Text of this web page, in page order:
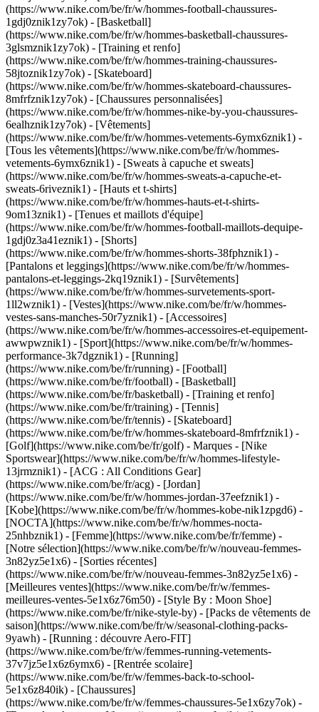
(https://www.nike.com/be/fr/w/hommes-football-chaussures-
1gdj0znik1zy7ok) - [Basketball]
(https://www.nike.com/be/fr/w/hommes-basketball-chaussures-
3glsmznik1zy7ok) - [Training et renfo]
(https://www.nike.com/be/fr/w/hommes-training-chaussures-
58jtoznik1zy7ok) - [Skateboard]
(https://www.nike.com/be/fr/w/hommes-skateboard-chaussures-
8mfrfznik1zy7ok) - [Chaussures personnalisées]
(https://www.nike.com/be/fr/w/hommes-nike-by-you-chaussures-
6ealhznik1zy7ok) - [Vêtements]
(https://www.nike.com/be/fr/w/hommes-vetements-6ymx6znik1) -
[Tous les vêtements](https://www.nike.com/be/fr/w/hommes-
vetements-6ymx6znik1) - [Sweats à capuche et sweats]
(https://www.nike.com/be/fr/w/hommes-sweats-a-capuche-et-
sweats-6riveznik1) - [Hauts et t-shirts]
(https://www.nike.com/be/fr/w/hommes-hauts-et-t-shirts-
9om13znik1) - [Tenues et maillots d'équipe]
(https://www.nike.com/be/fr/w/hommes-football-maillots-dequipe-
1gdj0z3a41eznik1) - [Shorts]
(https://www.nike.com/be/fr/w/hommes-shorts-38fphznik1) -
[Pantalons et leggings](https://www.nike.com/be/fr/w/hommes-
pantalons-et-leggings-2kq19znik1) - [Survêtements]
(https://www.nike.com/be/fr/w/hommes-survetements-sport-
1ll2wznik1) - [Vestes](https://www.nike.com/be/fr/w/hommes-
vestes-sans-manches-50r7yznik1) - [Accessoires]
(https://www.nike.com/be/fr/w/hommes-accessoires-et-equipement-
awwpwznik1) - [Sport](https://www.nike.com/be/fr/w/hommes-
performance-3k7dgznik1) - [Running]
(https://www.nike.com/be/fr/running) - [Football]
(https://www.nike.com/be/fr/football) - [Basketball]
(https://www.nike.com/be/fr/basketball) - [Training et renfo]
(https://www.nike.com/be/fr/training) - [Tennis]
(https://www.nike.com/be/fr/tennis) - [Skateboard]
(https://www.nike.com/be/fr/w/hommes-skateboard-8mfrfznik1) -
[Golf](https://www.nike.com/be/fr/golf) - Marques - [Nike
Sportswear](https://www.nike.com/be/fr/w/hommes-lifestyle-
13jrmznik1) - [ACG : All Conditions Gear]
(https://www.nike.com/be/fr/acg) - [Jordan]
(https://www.nike.com/be/fr/w/hommes-jordan-37eefznik1) -
[Kobe](https://www.nike.com/be/fr/w/hommes-kobe-nik1zpgd6) -
[NOCTA](https://www.nike.com/be/fr/w/hommes-nocta-
25nhbznik1) - [Femme](https://www.nike.com/be/fr/femme) -
[Notre sélection](https://www.nike.com/be/fr/w/nouveau-femmes-
3n82yz5e1x6) - [Sorties récentes]
(https://www.nike.com/be/fr/w/nouveau-femmes-3n82yz5e1x6) -
[Meilleures ventes](https://www.nike.com/be/fr/w/femmes-
meilleures-ventes-5e1x6z76m50) - [Style By : Moon Shoe]
(https://www.nike.com/be/fr/nike-style-by) - [Packs de vêtements de
saison](https://www.nike.com/be/fr/w/seasonal-clothing-packs-
9yawh) - [Running : découvre Aero-FIT]
(https://www.nike.com/be/fr/w/femmes-running-vetements-
37v7jz5e1x6z6ymx6) - [Rentrée scolaire]
(https://www.nike.com/be/fr/w/femmes-back-to-school-
5e1x6z840ik) - [Chaussures]
(https://www.nike.com/be/fr/w/femmes-chaussures-5e1x6zy7ok) -